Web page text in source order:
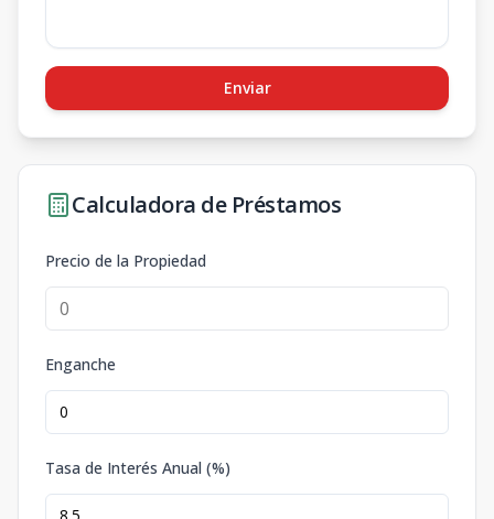
Enviar
Calculadora de Préstamos
Precio de la Propiedad
Enganche
Tasa de Interés Anual (%)